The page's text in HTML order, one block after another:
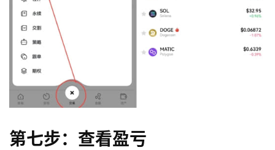
第七步：查看盈亏